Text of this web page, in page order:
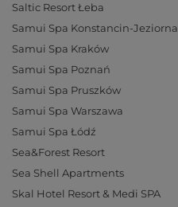
Saltic Resort Łeba
Samui Spa Konstancin-Jeziorna
Samui Spa Kraków
Samui Spa Poznań
Samui Spa Pruszków
Samui Spa Warszawa
Samui Spa Łódź
Sea&Forest Resort
Sea Shell Apartments
Skal Hotel Resort & Medi SPA